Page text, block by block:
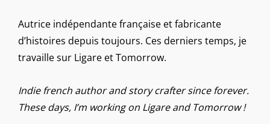
Autrice indépendante française et fabricante
d’histoires depuis toujours. Ces derniers temps, je
travaille sur Ligare et Tomorrow.
Indie french author and story crafter since forever.
These days, I’m working on Ligare and Tomorrow !